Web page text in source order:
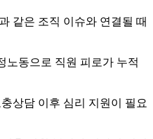
같은 조직 이슈와 연결될 때
노동으로 직원 피로가 누적
상담 이후 심리 지원이 필요